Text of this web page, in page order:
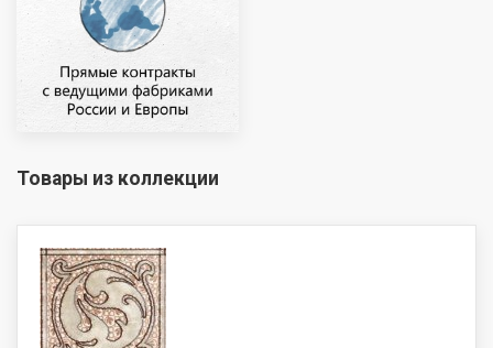
Товары из коллекции